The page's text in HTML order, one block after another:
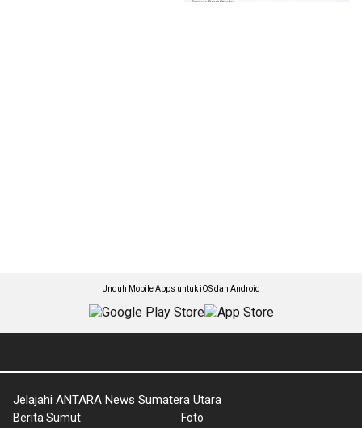
Unduh Mobile Apps untuk iOS dan Android
Jelajahi ANTARA News Sumatera Utara
Berita Sumut
Foto